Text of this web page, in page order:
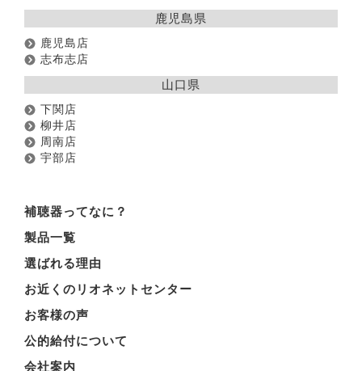
鹿児島県
鹿児島店
志布志店
山口県
下関店
柳井店
周南店
宇部店
補聴器ってなに？
製品一覧
選ばれる理由
お近くのリオネットセンター
お客様の声
公的給付について
会社案内